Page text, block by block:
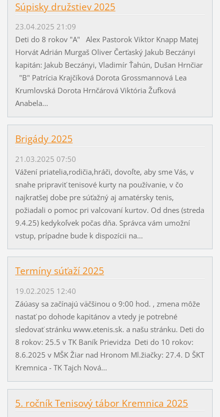
Súpisky družstiev 2025
23.04.2025 21:09
Deti do 8 rokov "A" Alex Pastorok Viktor Knapp Matej
Horvát Adrián Murgaš Oliver Čerťaský Jakub Beczányi
kapitán: Jakub Beczányi, Vladimír Ťahún, Dušan Hrnčiar
"B" Patrícia Krajčíková Dorota Grossmannová Lea
Krumlovská Dorota Hrnčárová Viktória Žufková
Anabela...
Brigády 2025
21.03.2025 07:50
Vážení priatelia,rodičia,hráči, dovoľte, aby sme Vás, v
snahe pripraviť tenisové kurty na používanie, v čo
najkratšej dobe pre súťažný aj amatérsky tenis,
požiadali o pomoc pri valcovaní kurtov. Od dnes (streda
9.4.25) kedykoľvek počas dňa. Správca vám umožní
vstup, prípadne bude k dispozícii na...
Termíny súťaží 2025
19.02.2025 12:40
Záúasy sa začínajú väčšinou o 9:00 hod. , zmena môže
nastať po dohode kapitánov a vtedy je potrebné
sledovať stránku www.etenis.sk. a našu stránku. Deti do
8 rokov: 25.5 v TK Baník Prievidza Deti do 10 rokov:
8.6.2025 v MŠK Žiar nad Hronom Ml.žiačky: 27.4. D ŠKT
Kremnica - TK Tajch Nová...
5. ročník Tenisový tábor Kremnica 2025